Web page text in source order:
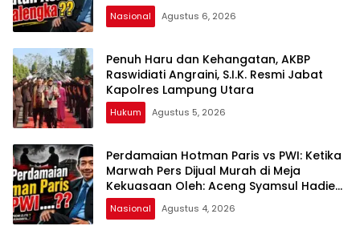
kepada Publik Oleh: Aceng Syamsul
Hadie, S.Sos., MM. Ketua Dewan Pembina
Nasional Agustus 6, 2026
Penuh Haru dan Kehangatan, AKBP
Raswidiati Angraini, S.I.K. Resmi Jabat
Kapolres Lampung Utara
Hukum Agustus 5, 2026
Perdamaian Hotman Paris vs PWI: Ketika
Marwah Pers Dijual Murah di Meja
Kekuasaan Oleh: Aceng Syamsul Hadie
(ASH)”
Nasional Agustus 4, 2026